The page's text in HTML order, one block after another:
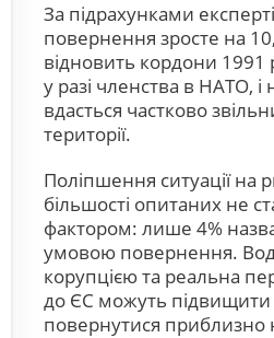
За підрахунками
повернення зросте на
відновить кордони 1991
у разі членства в НАТО, і
вдасться частково
території.
Поліпшення ситуації на
більшості опитаних не
фактором: лише 4%
умовою повернення.
корупцією та реальна
до ЄС можуть
повернутися приблизно